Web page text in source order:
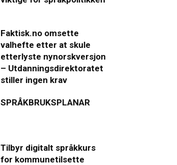
Faktisk.no omsette
valhefte etter at skule
etterlyste nynorskversjon
– Utdanningsdirektoratet
stiller ingen krav
SPRÅKBRUKSPLANAR
Tilbyr digitalt språkkurs
for kommunetilsette